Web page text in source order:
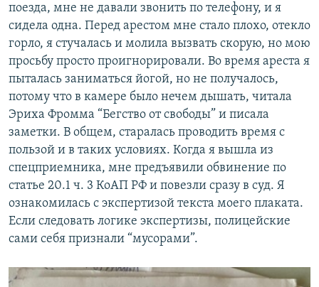
поезда, мне не давали звонить по телефону, и я
сидела одна. Перед арестом мне стало плохо, отекло
горло, я стучалась и молила вызвать скорую, но мою
просьбу просто проигнорировали. Во время ареста я
пыталась заниматься йогой, но не получалось,
потому что в камере было нечем дышать, читала
Эриха Фромма “Бегство от свободы” и писала
заметки. В общем, старалась проводить время с
пользой и в таких условиях. Когда я вышла из
спецприемника, мне предъявили обвинение по
статье 20.1 ч. 3 КоАП РФ и повезли сразу в суд. Я
ознакомилась с экспертизой текста моего плаката.
Если следовать логике экспертизы, полицейские
сами себя признали “мусорами”.